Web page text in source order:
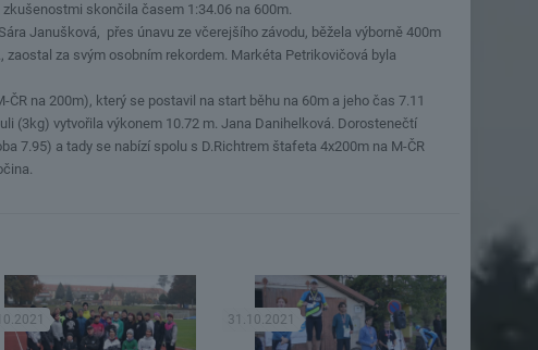
skončila časem 1:34.06 na 600m.
Janušková, přes únavu ze včerejšího závodu, běžela výborně 400m
za svým osobním rekordem. Markéta Petrikovičová byla
na 200m), který se postavil na start běhu na 60m a jeho čas 7.11
(3kg) vytvořila výkonem 10.72 m. Jana Danihelková. Dorostenečtí
7.95) a tady se nabízí spolu s D.Richtrem štafeta 4x200m na M-ČR
31.10.2021